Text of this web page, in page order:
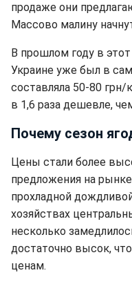
продаже они
Массово малину
В прошлом году в
Украине уже был в
составляла 50-80 грн/
в 1,6 раза дешевле,
Почему сезон
Цены стали более
предложения на
прохладной
хозяйствах
несколько
достаточно высок,
ценам.